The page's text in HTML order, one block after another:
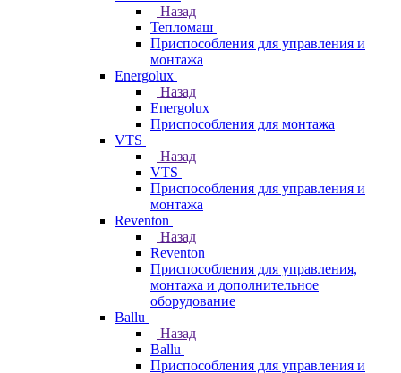
Назад
Тепломаш
Приспособления для управления и
монтажа
Energolux
Назад
Energolux
Приспособления для монтажа
VTS
Назад
VTS
Приспособления для управления и
монтажа
Reventon
Назад
Reventon
Приспособления для управления,
монтажа и дополнительное
оборудование
Ballu
Назад
Ballu
Приспособления для управления и